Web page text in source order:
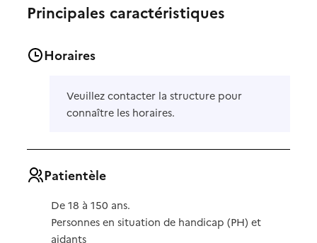
Principales caractéristiques
Horaires
Veuillez contacter la structure pour
connaître les horaires.
Patientèle
De 18 à 150 ans.
Personnes en situation de handicap (PH) et
aidants